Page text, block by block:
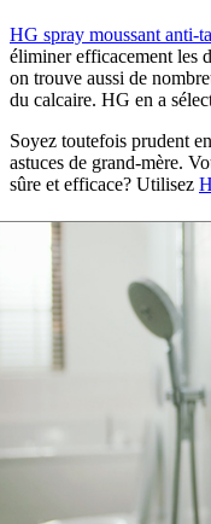
HG spray moussant anti-
éliminer efficacement les
on trouve aussi de
du calcaire. HG en a
Soyez toutefois prudent
astuces de grand-mère.
sûre et efficace? Utilisez